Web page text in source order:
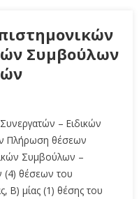
Συμβούλων
– Ειδικών
Πλήρωση θέσεων
Συμβούλων –
(4) θέσεων του
Β) μίας (1) θέσης του